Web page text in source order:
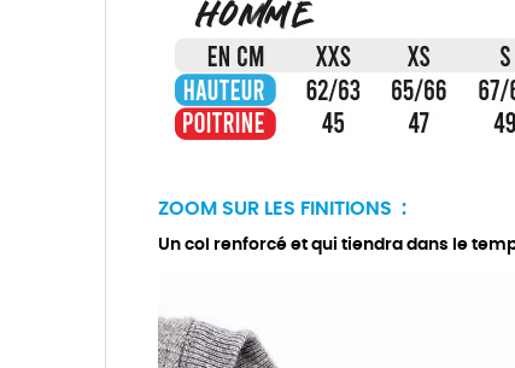
ZOOM SUR LES FINITIONS :
Un col renforcé et qui tiendra dans le